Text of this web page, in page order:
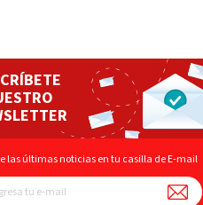
las últimas noticias en tu casilla de E-mail